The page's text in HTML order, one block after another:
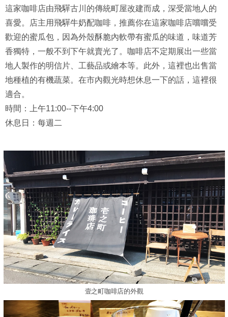
這家咖啡店由飛驒古川的傳統町屋改建而成，深受當地人的
喜愛。店主用飛驒牛奶配咖啡，推薦你在這家咖啡店嚐嚐受
歡迎的蜜瓜包，因為外殼酥脆內軟帶有蜜瓜的味道，味道芳
香獨特，一般不到下午就賣光了。咖啡店不定期展出一些當
地人製作的明信片、工藝品或繪本等。此外，這裡也出售當
地種植的有機蔬菜。在市內觀光時想休息一下的話，這裡很
適合。
時間：上午11:00--下午4:00
休息日：每週二
壹之町咖啡店的外觀